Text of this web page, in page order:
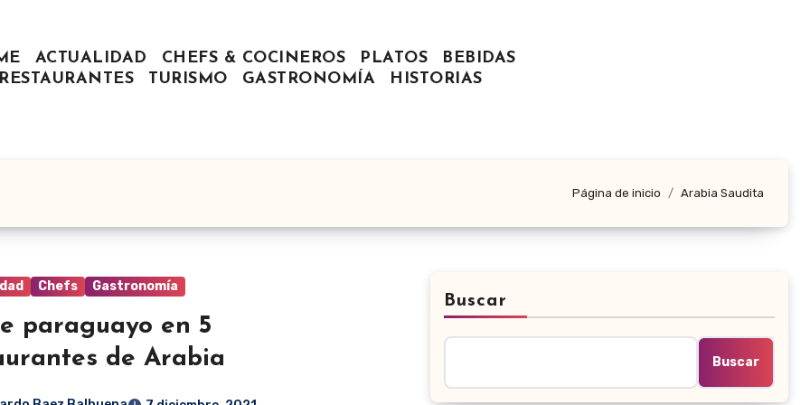
ACTUALIDAD CHEFS & COCINEROS PLATOS
BEBIDAS
RESTAURANTES
TURISMO GASTRONOMÍA HISTORIAS
Página de inicio Arabia Saudita
Chefs Gastronomía
paraguayo en 5
de Arabia
Buscar
Buscar